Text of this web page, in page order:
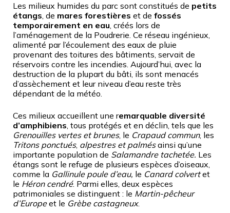
Les milieux humides du parc sont constitués de petits
étangs, de mares forestières et de fossés
temporairement en eau, créés lors de
l’aménagement de la Poudrerie. Ce réseau ingénieux,
alimenté par l’écoulement des eaux de pluie
provenant des toitures des bâtiments, servait de
réservoirs contre les incendies. Aujourd’hui, avec la
destruction de la plupart du bâti, ils sont menacés
d’assèchement et leur niveau d’eau reste très
dépendant de la météo.
Ces milieux accueillent une remarquable diversité
d’amphibiens, tous protégés et en déclin, tels que les
Grenouilles vertes et brunes, le Crapaud commun, les
Tritons ponctués, alpestres et palmésainsi qu’une
importante population de Salamandre tachetée. Les
étangs sont le refuge de plusieurs espèces d’oiseaux,
comme la Gallinule poule d’eau, le Canard colvertet
le Héron cendré. Parmi elles, deux espèces
patrimoniales se distinguent : le Martin-pêcheur
d’Europeet le Grèbe castagneux.